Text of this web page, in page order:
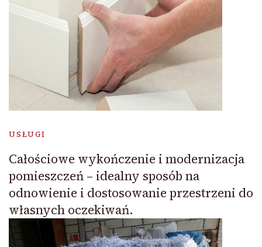
USŁUGI
Całościowe wykończenie i modernizacja
pomieszczeń – idealny sposób na
odnowienie i dostosowanie przestrzeni do
własnych oczekiwań.